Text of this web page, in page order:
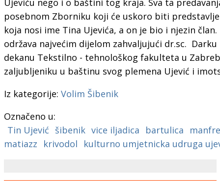
posebnom Zborniku koji će uskoro biti
koja nosi ime Tina Ujevića, a on je bio i njezin
održava najvećim dijelom zahvaljujući dr.sc.
dekanu Tekstilno - tehnološkog fakulteta u
zaljubljeniku u baštinu svog plemena Ujević i
Iz kategorije: Volim Šibenik
Označeno u:
Tin Ujević šibenik vice iljadica bartulica
matiazz
krivodol kulturno umjetnicka udruga